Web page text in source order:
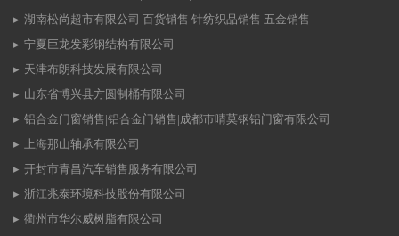
湖南松尚超市有限公司 百货销售 针纺织品销售 五金销售
宁夏巨龙发彩钢结构有限公司
天津布朗科技发展有限公司
山东省博兴县方圆制桶有限公司
铝合金门窗销售|铝合金门销售|成都市晴莫钢铝门窗有限公司
上海那山轴承有限公司
开封市青昌汽车销售服务有限公司
浙江兆泰环境科技股份有限公司
衢州市华尔威树脂有限公司